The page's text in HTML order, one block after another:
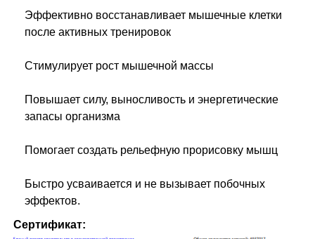
Эффективно восстанавливает мышечные клетки
после активных тренировок
Стимулирует рост мышечной массы
Повышает силу, выносливость и энергетические
запасы организма
Помогает создать рельефную прорисовку мышц
Быстро усваивается и не вызывает побочных
эффектов.
Сертификат: